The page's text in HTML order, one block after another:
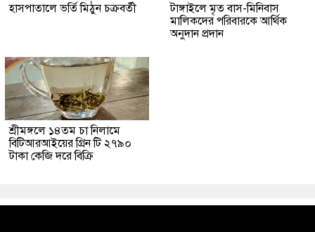
হাসপাতালে ভর্তি মিঠুন চক্রবর্তী
টাঙ্গাইলে মৃত বাস-মিনিবাস
মালিকদের পরিবারকে আর্থিক
অনুদান প্রদান
শ্রীমঙ্গলে ১৪তম চা নিলামে
বিটিআরআইয়ের গ্রিন টি ২৭৯০
টাকা কেজি দরে বিক্রি